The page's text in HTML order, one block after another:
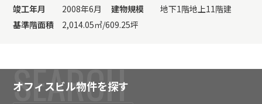
竣工年月
2008年6月 建物規模
地下1階地上11階建
基準階面積
2,014.05㎡/609.25坪
オフィスビル物件を探す
SEARCH